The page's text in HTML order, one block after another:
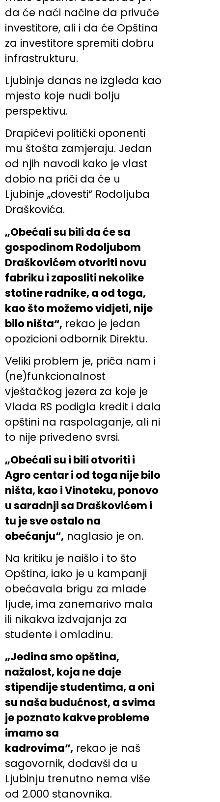
da će naći načine da privuče
investitore, ali i da će Opština
za investitore spremiti dobru
infrastrukturu.
Ljubinje danas ne izgleda kao
mjesto koje nudi bolju
perspektivu.
Drapićevi politički oponenti
mu štošta zamjeraju. Jedan
od njih navodi kako je vlast
dobio na priči da će u
Ljubinje „dovesti“ Rodoljuba
Draškovića.
„Obećali su bili da će sa
gospodinom Rodoljubom
Draškovićem otvoriti novu
fabriku i zaposliti nekolike
stotine radnike, a od toga,
kao što možemo vidjeti, nije
bilo ništa“, rekao je jedan
opozicioni odbornik Direktu.
Veliki problem je, priča nam i
(ne)funkcionalnost
vještačkog jezera za koje je
Vlada RS podigla kredit i dala
opštini na raspolaganje, ali ni
to nije privedeno svrsi.
„Obećali su i bili otvoriti i
Agro centar i od toga nije bilo
ništa, kao i Vinoteku, ponovo
u saradnji sa Draškovićem i
tu je sve ostalo na
obećanju“, naglasio je on.
Na kritiku je naišlo i to što
Opština, iako je u kampanji
obećavala brigu za mlade
ljude, ima zanemarivo mala
ili nikakva izdvajanja za
studente i omladinu.
„Jedina smo opština,
nažalost, koja ne daje
stipendije studentima, a oni
su naša budućnost, a svima
je poznato kakve probleme
imamo sa
kadrovima“, rekao je naš
sagovornik, dodavši da u
Ljubinju trenutno nema više
od 2.000 stanovnika.